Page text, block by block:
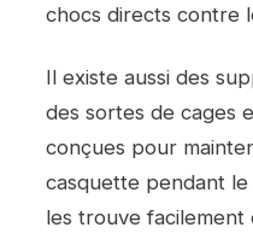
chocs directs contre
Il existe aussi des
des sortes de cages
conçues pour
casquette pendant le
les trouve